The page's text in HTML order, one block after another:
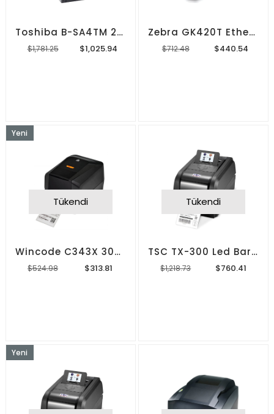
Toshiba B-SA4TM 203 Dpi Barkod Yazıcı
$1,025.94
$1,781.25
Zebra GK420T Ethernetli Barkod Yazıcı
$440.54
$712.48
Tükendi
Wincode C343X 300 Dpi Barkod Yazıcı
$313.81
$524.98
Yeni
Tükendi
TSC TX-300 Led Barkod Yazıcı
$760.41
$1,218.73
Yeni